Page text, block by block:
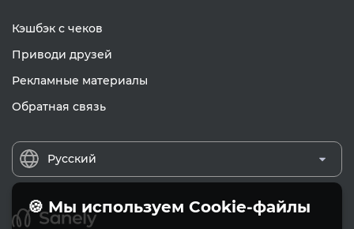
Кэшбэк с чеков
Приводи друзей
Рекламные материалы
Обратная связь
Русский
🍪 Мы используем Cookie-файлы